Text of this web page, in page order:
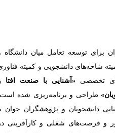
توسعه تعامل میان دانشگاه و
دانشجویی و کمیته فناوری
تخصصی «آشنایی با صنعت افتا و
طراحی و برنامه‌ریزی شده است.
دانشجویان و پژوهشگران جوان با
و فرصت‌های شغلی و کارآفرینی در